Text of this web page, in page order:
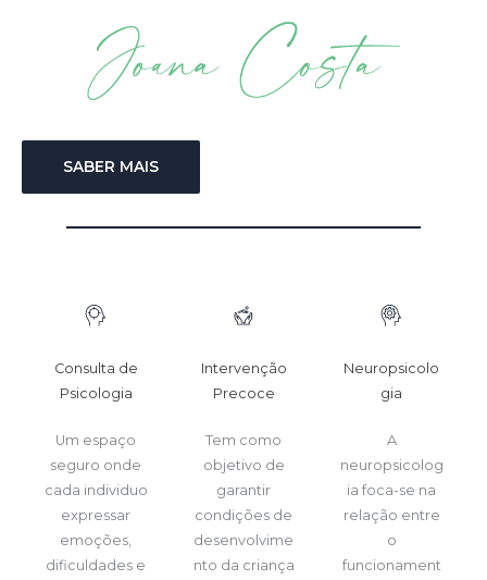
SABER MAIS
Consulta de
Psicologia
Um espaço
seguro onde
cada individuo
expressar
emoções,
dificuldades e
Intervenção
Precoce
Tem como
objetivo de
garantir
condições de
desenvolvime
nto da criança
Neuropsicolo
gia
A
neuropsicolog
ia foca-se na
relação entre
o
funcionament